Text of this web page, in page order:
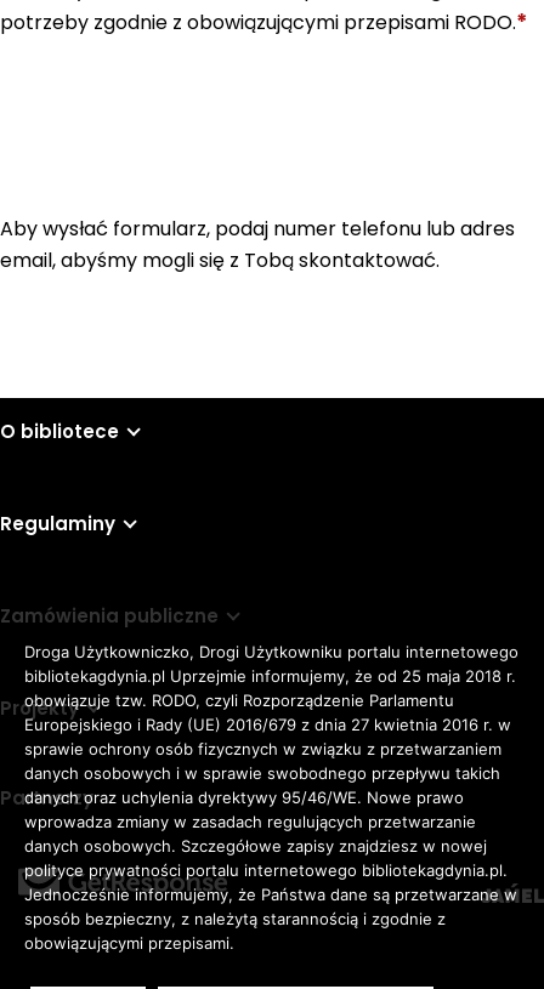
Rozmiar
czcionki
Adomyślna czcionka
Awiększa czcionka
Aduża czcionka
KONTRAST:
ZWIĘKSZ
ODSTĘPY
W
potrzeby zgodnie z obowiązującymi przepisami RODO.*
Aby wysłać formularz, podaj numer telefonu lub adres
email, abyśmy mogli się z Tobą skontaktować.
O bibliotece
Regulaminy
Zamówienia publiczne
Projekty
Partnerzy
Droga Użytkowniczko, Drogi Użytkowniku portalu internetowego
bibliotekagdynia.pl Uprzejmie informujemy, że od 25 maja 2018 r.
obowiązuje tzw. RODO, czyli Rozporządzenie Parlamentu
Europejskiego i Rady (UE) 2016/679 z dnia 27 kwietnia 2016 r. w
sprawie ochrony osób fizycznych w związku z przetwarzaniem
danych osobowych i w sprawie swobodnego przepływu takich
danych oraz uchylenia dyrektywy 95/46/WE. Nowe prawo
wprowadza zmiany w zasadach regulujących przetwarzanie
danych osobowych. Szczegółowe zapisy znajdziesz w nowej
polityce prywatności portalu internetowego bibliotekagdynia.pl.
Jednocześnie informujemy, że Państwa dane są przetwarzane w
sposób bezpieczny, z należytą starannością i zgodnie z
obowiązującymi przepisami.